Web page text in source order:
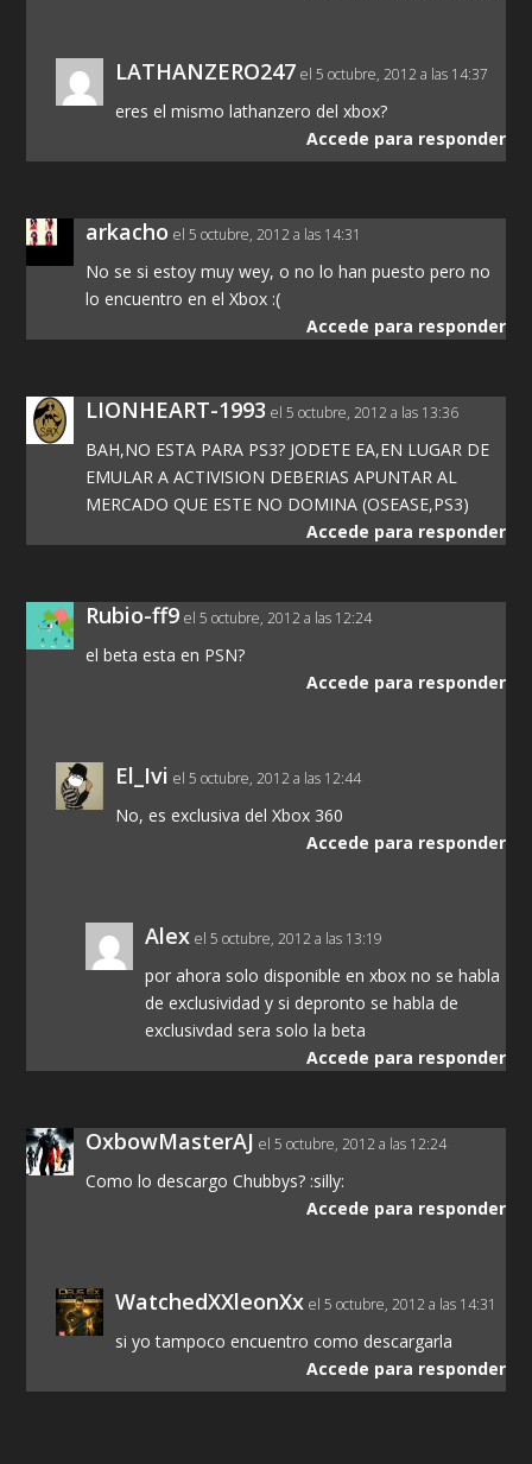
LATHANZERO247 el 5 octubre, 2012 a las 14:37
eres el mismo lathanzero del xbox?
Accede para responder
arkacho el 5 octubre, 2012 a las 14:31
No se si estoy muy wey, o no lo han puesto pero no
lo encuentro en el Xbox :(
Accede para responder
LIONHEART-1993 el 5 octubre, 2012 a las 13:36
BAH,NO ESTA PARA PS3? JODETE EA,EN LUGAR DE
EMULAR A ACTIVISION DEBERIAS APUNTAR AL
MERCADO QUE ESTE NO DOMINA (OSEASE,PS3)
Accede para responder
Rubio-ff9 el 5 octubre, 2012 a las 12:24
el beta esta en PSN?
Accede para responder
El_Ivi el 5 octubre, 2012 a las 12:44
No, es exclusiva del Xbox 360
Accede para responder
Alex el 5 octubre, 2012 a las 13:19
por ahora solo disponible en xbox no se habla
de exclusividad y si depronto se habla de
exclusivdad sera solo la beta
Accede para responder
OxbowMasterAJ el 5 octubre, 2012 a las 12:24
Como lo descargo Chubbys? :silly:
Accede para responder
WatchedXXleonXx el 5 octubre, 2012 a las 14:31
si yo tampoco encuentro como descargarla
Accede para responder